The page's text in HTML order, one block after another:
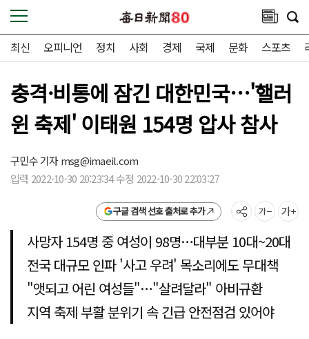
최신 오피니언 정치 사회 경제 국제 문화 스포츠
충격·비통에 잠긴 대한민국…'핼러
윈 축제' 이태원 154명 압사 참사
구민수 기자msg@imaeil.com
입력 2022-10-30 20:23:34 수정 2022-10-30 22:03:27
구글 검색 선호 출처로 추가
사망자 154명 중 여성이 98명…대부분 10대~20대
전국 대규모 인파 '사고 우려' 목소리에도 무대책
"앳되고 어린 여성들"…"살려달라" 아비규환
지역 축제 부활 분위기 속 긴급 안전점검 있어야